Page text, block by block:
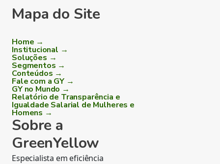
Mapa do Site
Home →
Institucional →
Soluções →
Segmentos →
Conteúdos →
Fale com a GY →
GY no Mundo →
Relatório de Transparência e
Igualdade Salarial de Mulheres e
Homens →
Sobre a
GreenYellow
Especialista em eficiência